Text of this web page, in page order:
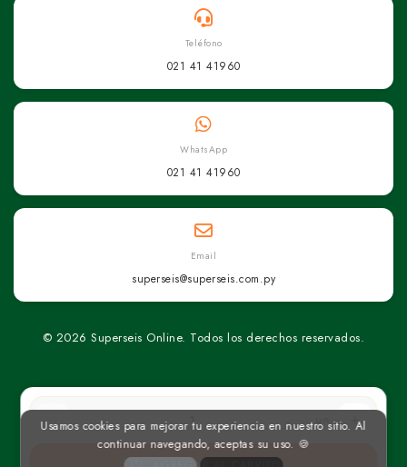
un
Teléfono
021 41 41960
WhatsApp
021 41 41960
Email
superseis@superseis.com.py
© 2026 Superseis Online. Todos los derechos reservados.
Usamos cookies para mejorar tu experiencia en nuestro sitio. Al
continuar navegando, aceptas su uso. 🍪